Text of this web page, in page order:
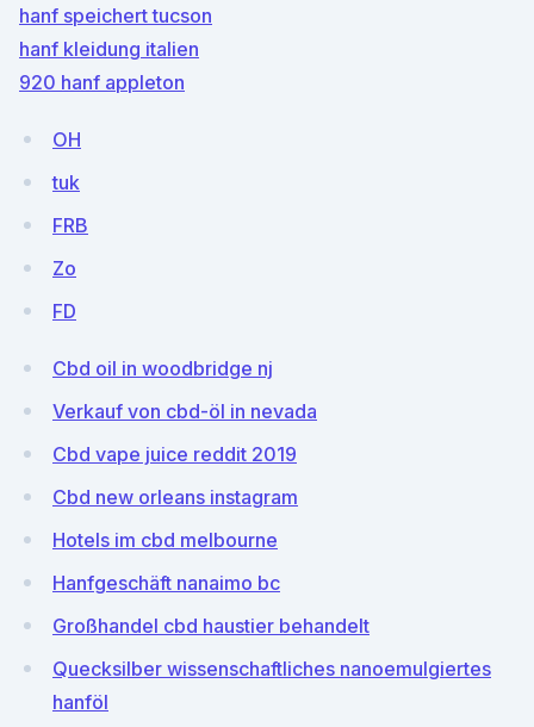
hanf speichert tucson
hanf kleidung italien
920 hanf appleton
OH
tuk
FRB
Zo
FD
Cbd oil in woodbridge nj
Verkauf von cbd-öl in nevada
Cbd vape juice reddit 2019
Cbd new orleans instagram
Hotels im cbd melbourne
Hanfgeschäft nanaimo bc
Großhandel cbd haustier behandelt
Quecksilber wissenschaftliches nanoemulgiertes
hanföl